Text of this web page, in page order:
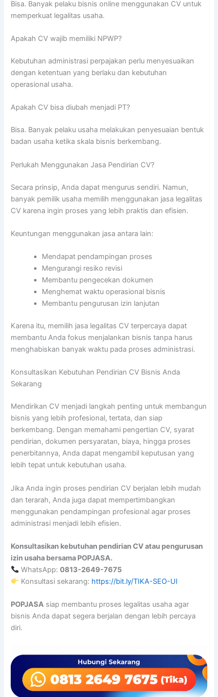
Bisa. Banyak pelaku bisnis online menggunakan CV untuk
memperkuat legalitas usaha.
Apakah CV wajib memiliki NPWP?
Kebutuhan administrasi perpajakan perlu menyesuaikan
dengan ketentuan yang berlaku dan kebutuhan
operasional usaha.
Apakah CV bisa diubah menjadi PT?
Bisa. Banyak pelaku usaha melakukan penyesuaian bentuk
badan usaha ketika skala bisnis berkembang.
Perlukah Menggunakan Jasa Pendirian CV?
Secara prinsip, Anda dapat mengurus sendiri. Namun,
banyak pemilik usaha memilih menggunakan jasa legalitas
CV karena ingin proses yang lebih praktis dan efisien.
Keuntungan menggunakan jasa antara lain:
Mendapat pendampingan proses
Mengurangi resiko revisi
Membantu pengecekan dokumen
Menghemat waktu operasional bisnis
Membantu pengurusan izin lanjutan
Karena itu, memilih jasa legalitas CV terpercaya dapat
membantu Anda fokus menjalankan bisnis tanpa harus
menghabiskan banyak waktu pada proses administrasi.
Konsultasikan Kebutuhan Pendirian CV Bisnis Anda
Sekarang
Mendirikan CV menjadi langkah penting untuk membangun
bisnis yang lebih profesional, tertata, dan siap
berkembang. Dengan memahami pengertian CV, syarat
pendirian, dokumen persyaratan, biaya, hingga proses
penerbitannya, Anda dapat mengambil keputusan yang
lebih tepat untuk kebutuhan usaha.
Jika Anda ingin proses pendirian CV berjalan lebih mudah
dan terarah, Anda juga dapat mempertimbangkan
menggunakan pendampingan profesional agar proses
administrasi menjadi lebih efisien.
Konsultasikan kebutuhan pendirian CV atau pengurusan
izin usaha bersama POPJASA.
WhatsApp:0813-2649-7675
Konsultasi sekarang: https://bit.ly/TIKA-SEO-UI
POPJASA siap membantu proses legalitas usaha agar
bisnis Anda dapat segera berjalan dengan lebih percaya
diri.